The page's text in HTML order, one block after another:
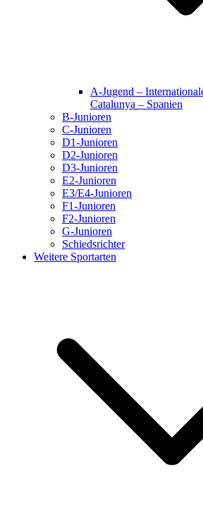
A-Jugend –
Catalunya – Spanien
B-Junioren
C-Junioren
D1-Junioren
D2-Junioren
D3-Junioren
E2-Junioren
E3/E4-Junioren
F1-Junioren
F2-Junioren
G-Junioren
Schiedsrichter
Weitere Sportarten